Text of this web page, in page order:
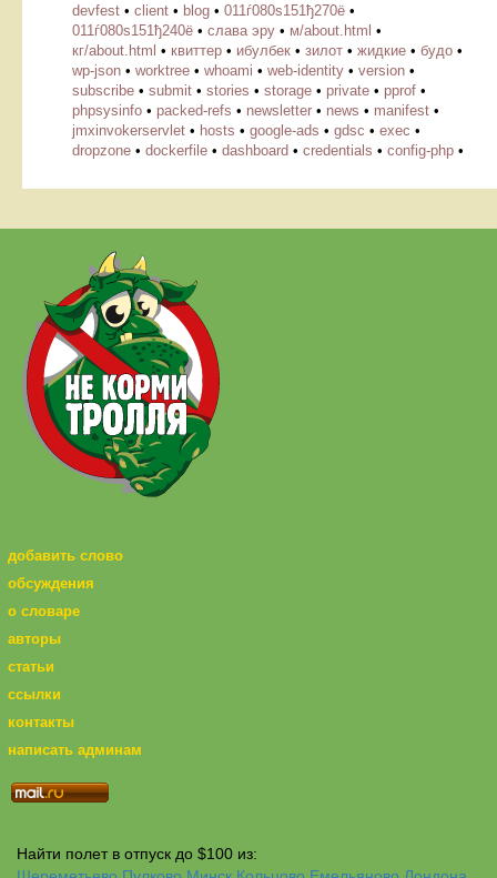
devfest • client • blog • 011ѓ080ѕ151ђ270ё •
011ѓ080ѕ151ђ240ё • слава эру • м/about.html •
кг/about.html • квиттер • ибулбек • зилот • жидкие • будо •
wp-json • worktree • whoami • web-identity • version •
subscribe • submit • stories • storage • private • pprof •
phpsysinfo • packed-refs • newsletter • news • manifest •
jmxinvokerservlet • hosts • google-ads • gdsc • exec •
dropzone • dockerfile • dashboard • credentials • config-php •
добавить слово
обсуждения
о словаре
авторы
статьи
ссылки
контакты
написать админам
Найти полет в отпуск до $100 из: